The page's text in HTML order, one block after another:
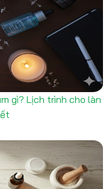
gì? Lịch trình cho làn